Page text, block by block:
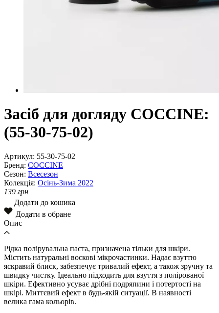
Засіб для догляду COCCINE:
(55-30-75-02)
Артикул: 55-30-75-02
Бренд: COCCINE
Сезон: Всесезон
Колекція: Осінь-Зима 2022
139 грн
Додати до кошика
Додати в обране
Опис
Рідка полірувальна паста, призначена тільки для шкіри.
Містить натуральні воскові мікрочастинки. Надає взуттю
яскравий блиск, забезпечує тривалий ефект, а також зручну та
швидку чистку. Ідеально підходить для взуття з полірованої
шкіри. Ефективно усуває дрібні подряпини і потертості на
шкірі. Миттєвий ефект в будь-якій ситуації. В наявності
велика гама кольорів.